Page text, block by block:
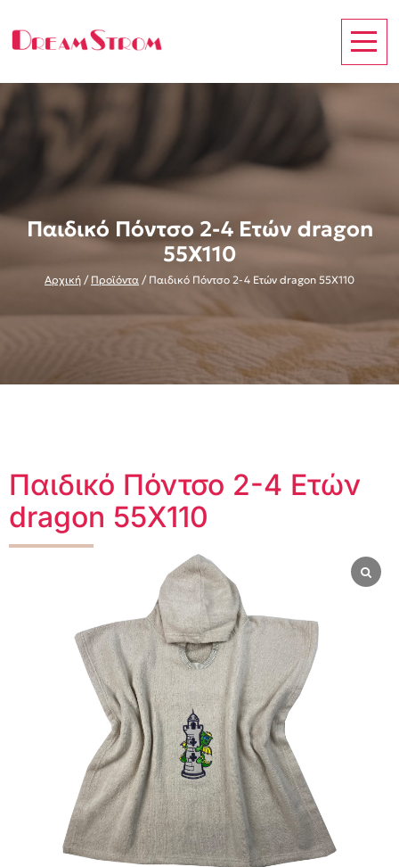
Παιδικό Πόντσο 2-4 Ετών dragon
55X110
Αρχική / Προϊόντα / Παιδικό Πόντσο 2-4 Ετών dragon 55X110
Παιδικό Πόντσο 2-4 Ετών
dragon 55X110